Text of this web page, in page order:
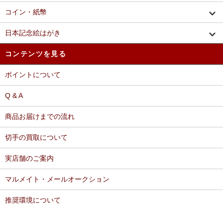
コイン・紙幣
日本記念絵はがき
コンテンツを見る
ポイントについて
Q & A
商品お届けまでの流れ
切手の買取について
実店舗のご案内
マルメイト・メールオークション
推奨環境について